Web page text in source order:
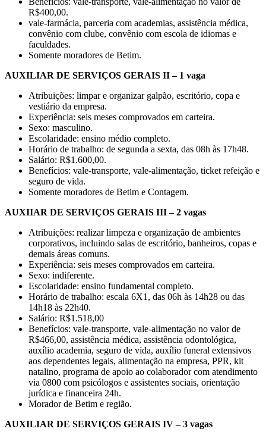
R$400,00.
vale-farmácia, parceria com academias, assistência médica,
convênio com clube, convênio com escola de idiomas e
faculdades.
Somente moradores de Betim.
AUXILIAR DE SERVIÇOS GERAIS II – 1 vaga
Atribuições: limpar e organizar galpão, escritório, copa e
vestiário da empresa.
Experiência: seis meses comprovados em carteira.
Sexo: masculino.
Escolaridade: ensino médio completo.
Horário de trabalho: de segunda a sexta, das 08h às 17h48.
Salário: R$1.600,00.
Benefícios: vale-transporte, vale-alimentação, ticket refeição e
seguro de vida.
Somente moradores de Betim e Contagem.
AUXIIAR DE SERVIÇOS GERAIS III – 2 vagas
Atribuições: realizar limpeza e organização de ambientes
corporativos, incluindo salas de escritório, banheiros, copas e
demais áreas comuns.
Experiência: seis meses comprovados em carteira.
Sexo: indiferente.
Escolaridade: ensino fundamental completo.
Horário de trabalho: escala 6X1, das 06h às 14h28 ou das
14h18 às 22h40.
Salário: R$1.518,00
Benefícios: vale-transporte, vale-alimentação no valor de
R$466,00, assistência médica, assistência odontológica,
auxílio academia, seguro de vida, auxílio funeral extensivos
aos dependentes legais, alimentação na empresa, PPR, kit
natalino, programa de apoio ao colaborador com atendimento
via 0800 com psicólogos e assistentes sociais, orientação
jurídica e financeira 24h.
Morador de Betim e região.
AUXILIAR DE SERVIÇOS GERAIS IV – 3 vagas